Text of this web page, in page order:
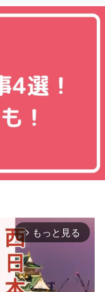
arrow_forward_ios もっと見る